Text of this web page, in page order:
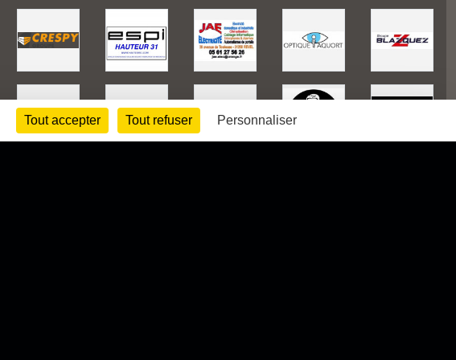
Tout accepter Tout refuser Personnaliser